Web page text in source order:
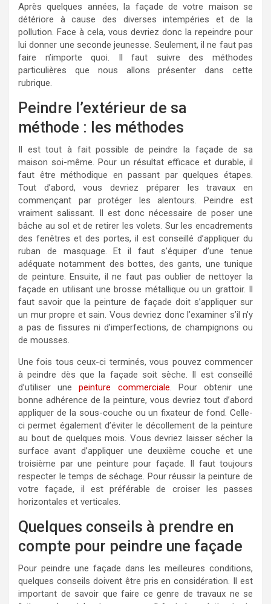
Après quelques années, la façade de votre maison se
détériore à cause des diverses intempéries et de la
pollution. Face à cela, vous devriez donc la repeindre pour
lui donner une seconde jeunesse. Seulement, il ne faut pas
faire n’importe quoi. Il faut suivre des méthodes
particulières que nous allons présenter dans cette
rubrique.
Peindre l’extérieur de sa
méthode : les méthodes
Il est tout à fait possible de peindre la façade de sa
maison soi-même. Pour un résultat efficace et durable, il
faut être méthodique en passant par quelques étapes.
Tout d’abord, vous devriez préparer les travaux en
commençant par protéger les alentours. Peindre est
vraiment salissant. Il est donc nécessaire de poser une
bâche au sol et de retirer les volets. Sur les encadrements
des fenêtres et des portes, il est conseillé d’appliquer du
ruban de masquage. Et il faut s’équiper d’une tenue
adéquate notamment des bottes, des gants, une tunique
de peinture. Ensuite, il ne faut pas oublier de nettoyer la
façade en utilisant une brosse métallique ou un grattoir. Il
faut savoir que la peinture de façade doit s’appliquer sur
un mur propre et sain. Vous devriez donc l’examiner s’il n’y
a pas de fissures ni d’imperfections, de champignons ou
de mousses.
Une fois tous ceux-ci terminés, vous pouvez commencer
à peindre dès que la façade soit sèche. Il est conseillé
d’utiliser unepeinture commerciale. Pour obtenir une
bonne adhérence de la peinture, vous devriez tout d’abord
appliquer de la sous-couche ou un fixateur de fond. Celle-
ci permet également d’éviter le décollement de la peinture
au bout de quelques mois. Vous devriez laisser sécher la
surface avant d’appliquer une deuxième couche et une
troisième par une peinture pour façade. Il faut toujours
respecter le temps de séchage. Pour réussir la peinture de
votre façade, il est préférable de croiser les passes
horizontales et verticales.
Quelques conseils à prendre en
compte pour peindre une façade
Pour peindre une façade dans les meilleures conditions,
quelques conseils doivent être pris en considération. Il est
important de savoir que faire ce genre de travaux ne se